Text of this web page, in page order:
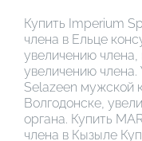
Купить Imperium
члена в Ельце
увеличению
увеличению члена.
Selazeen мужской
Волгодонске,
органа. Купить
члена в Кызыле